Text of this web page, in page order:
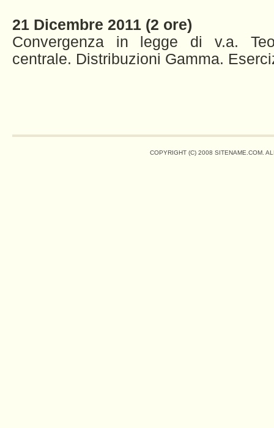
21 Dicembre 2011 (2 ore)
Convergenza in legge di v.a.
centrale. Distribuzioni Gamma.
COPYRIGHT (C) 2008 SITENAME.COM.